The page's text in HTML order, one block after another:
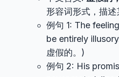
形容词形式，描
例句 1: The
be entirely
虚假的。)
例句 2: His